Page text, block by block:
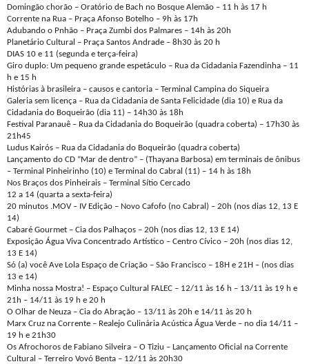
Domingão chorão – Oratório de Bach no Bosque Alemão – 11 h às 17 h
Corrente na Rua – Praça Afonso Botelho – 9h às 17h
Adubando o Pnhão – Praça Zumbi dos Palmares – 14h às 20h
Planetário Cultural – Praça Santos Andrade – 8h30 às 20 h
DIAS 10 e 11 (segunda e terça-feira)
Giro duplo: Um pequeno grande espetáculo – Rua da Cidadania Fazendinha – 11
h e 15 h
Histórias à brasileira – causos e cantoria – Terminal Campina do Siqueira
Galeria sem licença – Rua da Cidadania de Santa Felicidade (dia 10) e Rua da
Cidadania do Boqueirão (dia 11) – 14h30 às 18h
Festival Paranauê – Rua da Cidadania do Boqueirão (quadra coberta) – 17h30 às
21h45
Ludus Kairós – Rua da Cidadania do Boqueirão (quadra coberta)
Lançamento do CD “Mar de dentro” – (Thayana Barbosa) em terminais de ônibus
– Terminal Pinheirinho (10) e Terminal do Cabral (11) – 14 h às 18h
Nos Braços dos Pinheirais – Terminal Sítio Cercado
12 a 14 (quarta a sexta-feira)
20 minutos .MOV – IV Edição – Novo Cafofo (no Cabral) – 20h (nos dias 12, 13 E
14)
Cabaré Gourmet – Cia dos Palhaços – 20h (nos dias 12, 13 E 14)
Exposição Água Viva Concentrado Artístico – Centro Cívico – 20h (nos dias 12,
13 E 14)
Só (a) você Ave Lola Espaço de Criação – São Francisco – 18H e 21H – (nos dias
13 e 14)
Minha nossa Mostra! – Espaço Cultural FALEC – 12/11 às 16 h – 13/11 às 19 h e
21h – 14/11 às 19 h e 20 h
O Olhar de Neuza – Cia do Abração – 13/11 às 20h e 14/11 às 20 h
Marx Cruz na Corrente – Realejo Culinária Acústica Água Verde – no dia 14/11 –
19 h e 21h30
Os Afrochoros de Fabiano Silveira – O Tiziu – Lançamento Oficial na Corrente
Cultural – Terreiro Vovó Benta – 12/11 às 20h30